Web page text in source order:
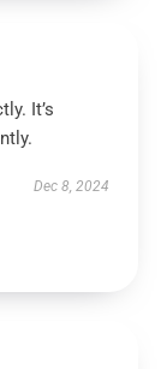
It’s
Dec 8, 2024